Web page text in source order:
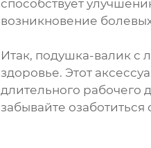
способствует
возникновение
Итак, подушка-валик с
здоровье. Этот
длительного рабочего
забывайте